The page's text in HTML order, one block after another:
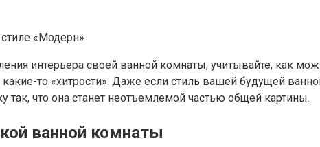
«Модерн»
интерьера своей ванной комнаты, учитывайте, как
какие-то «хитрости». Даже если стиль вашей будущей
так, что она станет неотъемлемой частью общей картины.
ванной комнаты